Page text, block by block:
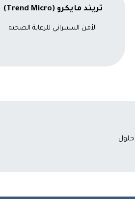
تريند مايكرو (Trend Micro)
الأمن السيبراني للرعاية الصحية